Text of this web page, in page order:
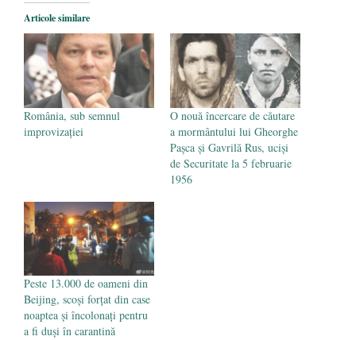
Articole similare
România, sub semnul
improvizaţiei
O nouă încercare de căutare
a mormântului lui Gheorghe
Pașca și Gavrilă Rus, uciși
de Securitate la 5 februarie
1956
Peste 13.000 de oameni din
Beijing, scoși forțat din case
noaptea și încolonați pentru
a fi duși în carantină